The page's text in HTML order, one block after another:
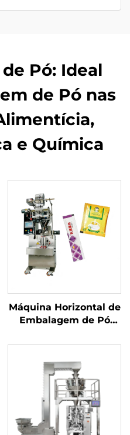
Pó: Ideal
de Pó nas
e Química
Máquina Horizontal de
Embalagem de Pó